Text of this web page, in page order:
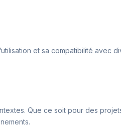
et sa compatibilité
Que ce soit pour des